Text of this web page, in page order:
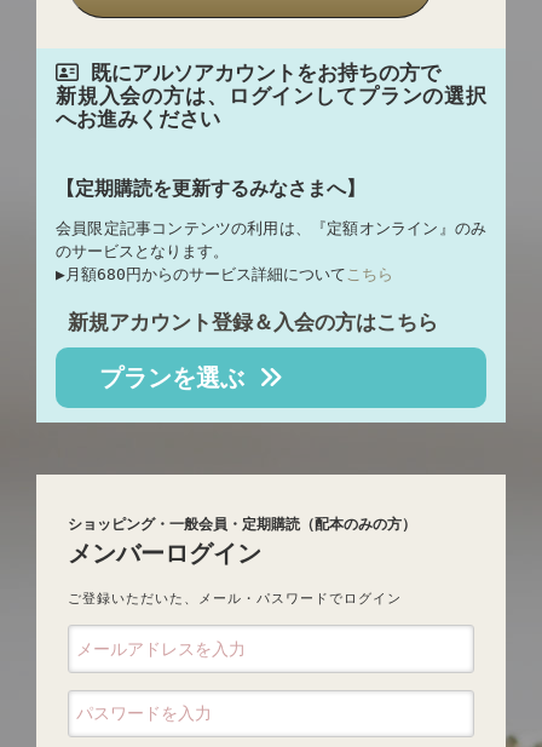
既にアルソアカウントをお持ちの方で
新規入会の方は、ログインしてプランの選択
へお進みください
【定期購読を更新するみなさまへ】
会員限定記事コンテンツの利用は、『定額オンライン』のみ
のサービスとなります。
▶︎月額680円からのサービス詳細についてこちら
新規アカウント登録＆入会の方はこちら
プランを選ぶ
ショッピング・一般会員・定期購読（配本のみの方）
メンバーログイン
ご登録いただいた、メール・パスワードでログイン